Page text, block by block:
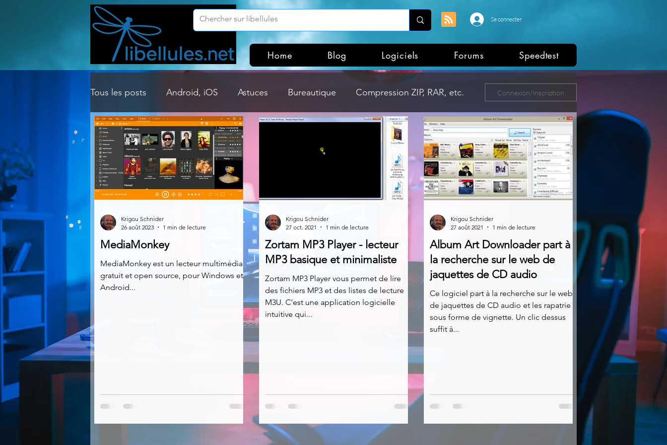
Se connecter
Home Blog Logiciels Forums Speedtest
Tous les posts Android, iOS Astuces Bureautique Compression ZIP, RAR, etc.
Customisation Windows Divers Explorateurs de fichiers
Gestion Système Graphisme
Linux Mises à jour
Multimedia News Nirsoft Occupation disque
Photographie Réseaux sociaux Sécurité Services en ligne
Logiciels les plus recherchés
Connexion/Inscription
MediaMonkey
MediaMonkey est un lecteur multimédia
gratuit et open source, pour Windows et
Android...
Krigou Schnider
26 août 2023
1 min de lecture
Zortam MP3 Player - lecteur
MP3 basique et minimaliste
Zortam MP3 Player vous permet de lire
des fichiers MP3 et des listes de lecture
M3U. C'est une application logicielle
intuitive qui...
Krigou Schnider
27 oct. 2021
1 min de lecture
Album Art Downloader part à
la recherche sur le web de
jaquettes de CD audio
Ce logiciel part à la recherche sur le web
de jaquettes de CD audio et les rapatrie
sous forme de vignette. Un clic dessus
suffit à...
Krigou Schnider
27 août 2021
1 min de lecture